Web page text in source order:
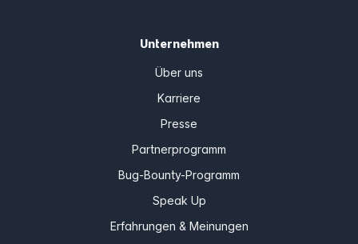
Unternehmen
Über uns
Karriere
Presse
Partnerprogramm
Bug-Bounty-Programm
Speak Up
Erfahrungen & Meinungen